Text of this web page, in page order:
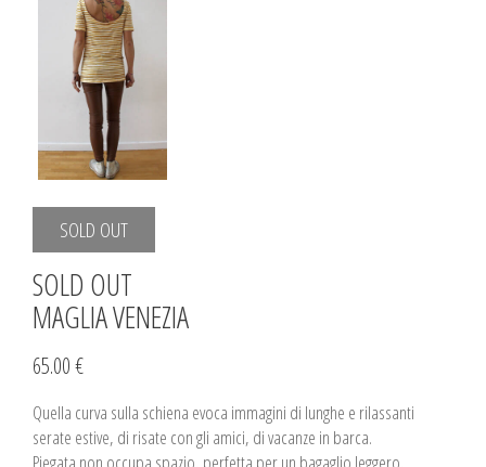
SOLD OUT
SOLD OUT
MAGLIA VENEZIA
65.00 €
Quella curva sulla schiena evoca immagini di lunghe e rilassanti
serate estive, di risate con gli amici, di vacanze in barca.
Piegata non occupa spazio, perfetta per un bagaglio leggero,